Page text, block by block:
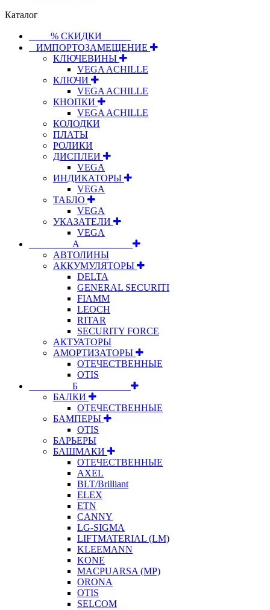
Каталог
⠀⠀⠀% СКИДКИ⠀⠀⠀⠀
⠀ИМПОРТОЗАМЕЩЕНИЕ
КЛЮЧЕВИНЫ
VEGA ACHILLE
КЛЮЧИ
VEGA ACHILLE
КНОПКИ
VEGA ACHILLE
КОЛОДКИ
ПЛАТЫ
РОЛИКИ
ДИСПЛЕИ
VEGA
ИНДИКАТОРЫ
VEGA
ТАБЛО
VEGA
УКАЗАТЕЛИ
VEGA
⠀⠀⠀⠀⠀⠀А⠀⠀⠀⠀⠀⠀⠀
АВТОЛИНЫ
АККУМУЛЯТОРЫ
DELTA
GENERAL SECURITI
FIAMM
LEOCH
RITAR
SECURITY FORCE
АКТУАТОРЫ
АМОРТИЗАТОРЫ
ОТЕЧЕСТВЕННЫЕ
OTIS
⠀⠀⠀⠀⠀⠀Б⠀⠀⠀⠀⠀⠀⠀
БАЛКИ
ОТЕЧЕСТВЕННЫЕ
БАМПЕРЫ
OTIS
БАРЬЕРЫ
БАШМАКИ
ОТЕЧЕСТВЕННЫЕ
AXEL
BLT/Brilliant
ELEX
ETN
CANNY
LG-SIGMA
LIFTMATERIAL (LM)
KLEEMANN
KONE
MACPUARSA (MP)
ORONA
OTIS
SELCOM